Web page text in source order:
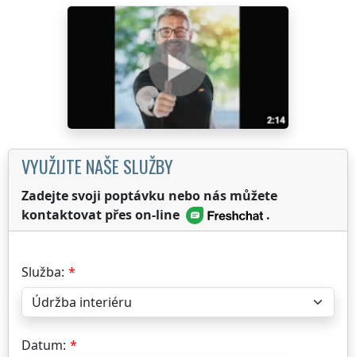
VYUŽIJTE NAŠE SLUŽBY
Zadejte svoji poptávku nebo nás můžete
kontaktovat přes on-line
.
Služba:
Datum: